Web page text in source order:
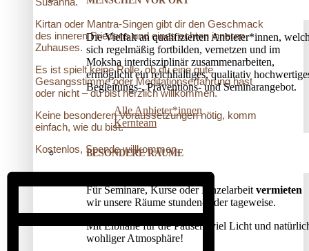
Die Vielfalt an qualifizierten Anbieter*innen,
sich regelmäßig fortbilden, vernetzen und im
Moksha interdisziplinär zusammenarbeiten,
ermöglicht ein reichhaltiges, qualitativ
Begleitungs-, Präventions­- und Seminarangebot.
Alle Anbieter*innen
Kernteam
BESONDERE RÄUME
Für Seminare, Kurse oder Einzelarbeit vermieten
wir unsere Räume stunden- oder tageweise.
Mit Elbnähe für die Pausen, viel Licht und
wohliger Atmosphäre!
Kirtan oder Mantra-Singen gibt dir den Geschmack
des inneren Friedens und eines echten inneren
Zuhauses.
Es ist spielt keine Rolle, ob du eine gute
Gesangsstimme oder Meditationserfahrung hast
oder nicht – du bist herzlich willkommen.
Keine besonderen Voraussetzungen nötig, komm
einfach, wie du bist.
Kostenlos, Spende willkommen.